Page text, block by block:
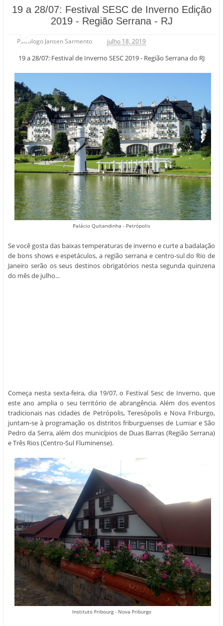
SESC de Inverno Edição 2019 - Região Serrana - RJ
19 a 28/07: Festival SESC de Inverno Edição
2019 - Região Serrana - RJ
Psicólogo Jansen Sarmento julho 18, 2019
19 a 28/07: Festival de Inverno SESC 2019 - Região Serrana do RJ
Palácio Quitandinha - Petrópolis
Se você gosta das baixas temperaturas de inverno e curte a badalação
de bons shows e espetáculos, a região serrana e centro-sul do Rio de
Janeiro serão os seus destinos obrigatórios nesta segunda quinzena
do mês de julho...
Começa nesta sexta-feira, dia 19/07, o Festival Sesc de Inverno, que
este ano amplia o seu território de abrangência. Além dos eventos
tradicionais nas cidades de Petrópolis, Teresópolis e Nova Friburgo,
juntam-se à programação os distritos friburguenses de Lumiar e São
Pedro da Serra, além dos municípios de Duas Barras (Região Serrana)
e Três Rios (Centro-Sul Fluminense).
Instituto Fribourg - Nova Friburgo